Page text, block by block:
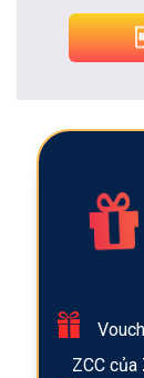
ZCC của